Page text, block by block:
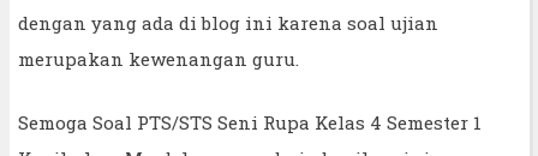
dengan yang ada di blog ini karena soal ujian
merupakan kewenangan guru.
Semoga Soal PTS/STS Seni Rupa Kelas 4 Semester 1